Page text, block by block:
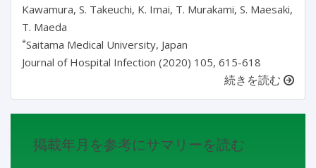
Kawamura, S. Takeuchi, K. Imai, T. Murakami, S. Maesaki,
T. Maeda
*Saitama Medical University, Japan
Journal of Hospital Infection (2020) 105, 615-618
続きを読む
掲載年月を参考にサマリーを読む